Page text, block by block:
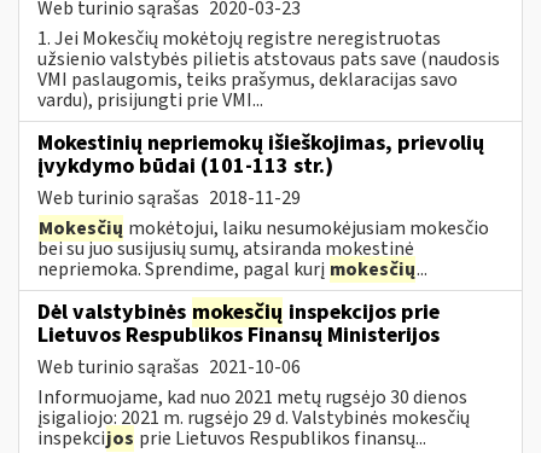
Web turinio sąrašas 2020-03-23
1. Jei Mokesčių mokėtojų registre neregistruotas
užsienio valstybės pilietis atstovaus pats save (naudosis
VMI paslaugomis, teiks prašymus, deklaracijas savo
vardu), prisijungti prie VMI...
Mokestinių nepriemokų išieškojimas, prievolių
įvykdymo būdai (101-113 str.)
Web turinio sąrašas 2018-11-29
Mokesčių mokėtojui, laiku nesumokėjusiam mokesčio
bei su juo susijusių sumų, atsiranda mokestinė
nepriemoka. Sprendime, pagal kurį mokesčių...
Dėl valstybinės mokesčių inspekcijos prie
Lietuvos Respublikos Finansų Ministerijos
Web turinio sąrašas 2021-10-06
Informuojame, kad nuo 2021 metų rugsėjo 30 dienos
įsigaliojo: 2021 m. rugsėjo 29 d. Valstybinės mokesčių
inspekcijos prie Lietuvos Respublikos finansų...